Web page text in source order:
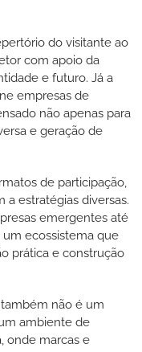
do visitante ao
com apoio da
e futuro. Já a
empresas de
não apenas para
e geração de
de participação,
a estratégias diversas.
emergentes até
um ecossistema que
prática e construção
não é um
ambiente de
onde marcas e